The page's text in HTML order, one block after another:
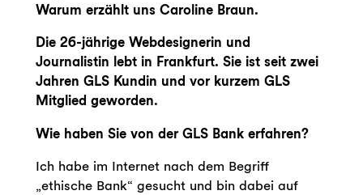
Warum erzählt uns Caroline Braun.
Die 26-jährige Webdesignerin und
Journalistin lebt in Frankfurt. Sie ist seit zwei
Jahren GLS Kundin und vor kurzem GLS
Mitglied geworden.
Wie haben Sie von der GLS Bank erfahren?
Ich habe im Internet nach dem Begriff
„ethische Bank“ gesucht und bin dabei auf